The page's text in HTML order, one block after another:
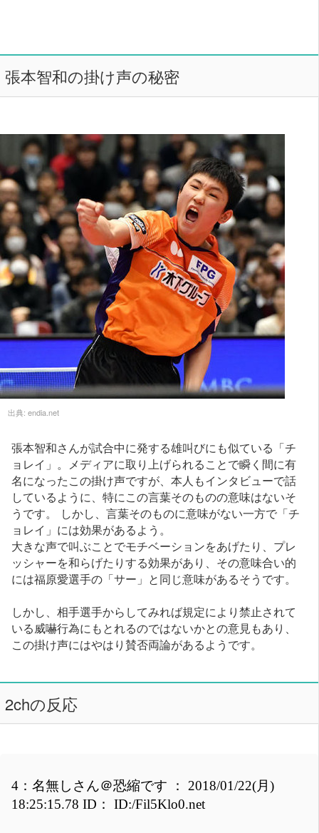
張本智和の掛け声の秘密
出典: endia.net
張本智和さんが試合中に発する雄叫びにも似ている「チ
ョレイ」。メディアに取り上げられることで瞬く間に有
名になったこの掛け声ですが、本人もインタビューで話
しているように、特にこの言葉そのものの意味はないそ
うです。 しかし、言葉そのものに意味がない一方で「チ
ョレイ」には効果があるよう。
大きな声で叫ぶことでモチベーションをあげたり、プレ
ッシャーを和らげたりする効果があり、その意味合い的
には福原愛選手の「サー」と同じ意味があるそうです。
しかし、相手選手からしてみれば規定により禁止されて
いる威嚇行為にもとれるのではないかとの意見もあり、
この掛け声にはやはり賛否両論があるようです。
2chの反応
4：名無しさん＠恐縮です ： 2018/01/22(月)
18:25:15.78 ID： ID:/Fil5Klo0.net